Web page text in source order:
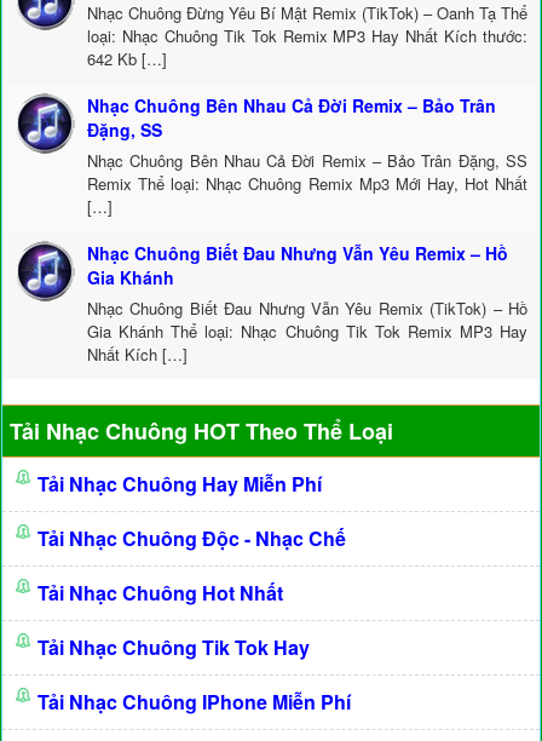
Nhạc Chuông Đừng Yêu Bí Mật Remix (TikTok) – Oanh Tạ Thể
loại: Nhạc Chuông Tik Tok Remix MP3 Hay Nhất Kích thước:
642 Kb […]
Nhạc Chuông Bên Nhau Cả Đời Remix – Bảo Trân
Đặng, SS
Nhạc Chuông Bên Nhau Cả Đời Remix – Bảo Trân Đặng, SS
Remix Thể loại: Nhạc Chuông Remix Mp3 Mới Hay, Hot Nhất
[…]
Nhạc Chuông Biết Đau Nhưng Vẫn Yêu Remix – Hồ
Gia Khánh
Nhạc Chuông Biết Đau Nhưng Vẫn Yêu Remix (TikTok) – Hồ
Gia Khánh Thể loại: Nhạc Chuông Tik Tok Remix MP3 Hay
Nhất Kích […]
Tải Nhạc Chuông HOT Theo Thể Loại
Tải Nhạc Chuông Hay Miễn Phí
Tải Nhạc Chuông Độc - Nhạc Chế
Tải Nhạc Chuông Hot Nhất
Tải Nhạc Chuông Tik Tok Hay
Tải Nhạc Chuông IPhone Miễn Phí